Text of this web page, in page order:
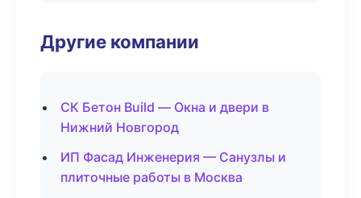
Другие компании
СК Бетон Build — Окна и двери в
Нижний Новгород
ИП Фасад Инженерия — Санузлы и
плиточные работы в Москва